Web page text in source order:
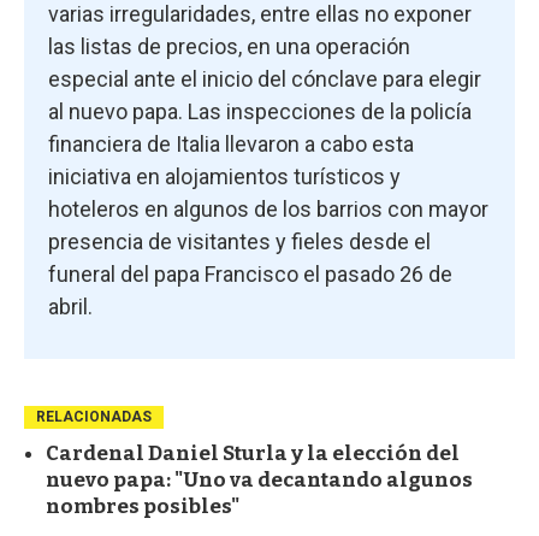
varias irregularidades, entre ellas no exponer
las listas de precios, en una operación
especial ante el inicio del cónclave para elegir
al nuevo papa. Las inspecciones de la policía
financiera de Italia llevaron a cabo esta
iniciativa en alojamientos turísticos y
hoteleros en algunos de los barrios con mayor
presencia de visitantes y fieles desde el
funeral del papa Francisco el pasado 26 de
abril.
RELACIONADAS
Cardenal Daniel Sturla y la elección del
nuevo papa: "Uno va decantando algunos
nombres posibles"